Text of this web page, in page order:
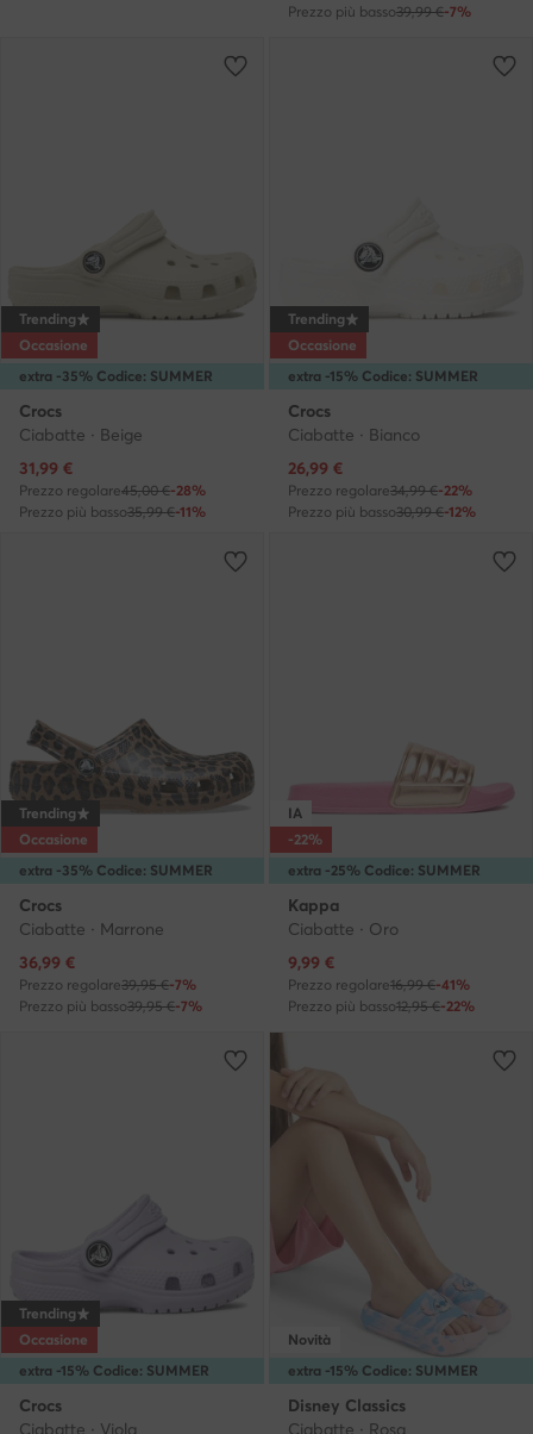
Prezzo più basso39,99 €-7%
extra -35% Codice: SUMMER
Trending
Occasione
Crocs
Ciabatte · Beige
Prezzo attuale
31,99 €
Prezzo regolare45,00 €-28%
Prezzo più basso35,99 €-11%
extra -15% Codice: SUMMER
Trending
Occasione
Crocs
Ciabatte · Bianco
Prezzo attuale
26,99 €
Prezzo regolare34,99 €-22%
Prezzo più basso30,99 €-12%
extra -35% Codice: SUMMER
Trending
Occasione
Crocs
Ciabatte · Marrone
Prezzo attuale
36,99 €
Prezzo regolare39,95 €-7%
Prezzo più basso39,95 €-7%
extra -25% Codice: SUMMER
IA
-22%
Kappa
Ciabatte · Oro
Prezzo attuale
9,99 €
Prezzo regolare16,99 €-41%
Prezzo più basso12,95 €-22%
extra -15% Codice: SUMMER
Trending
Occasione
Crocs
Ciabatte · Viola
extra -15% Codice: SUMMER
Novità
Disney Classics
Ciabatte · Rosa